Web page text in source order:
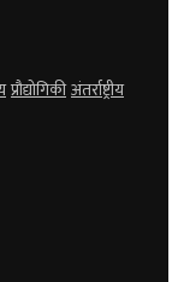
प्रौद्योगिकीअंतर्राष्ट्रीय